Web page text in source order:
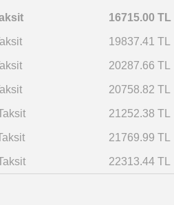
16715.00 TL
19837.41 TL
20287.66 TL
20758.82 TL
21252.38 TL
21769.99 TL
22313.44 TL